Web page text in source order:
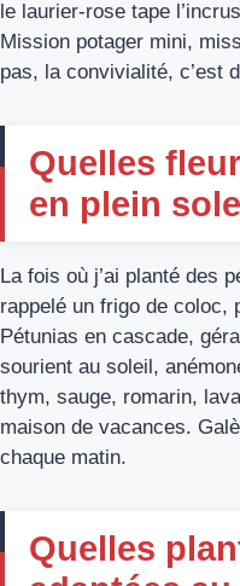
le laurier-rose tape
Mission potager mini,
pas, la convivialité, c’est
Quelles
en plein
La fois où j’ai planté des
rappelé un frigo de coloc,
Pétunias en cascade,
sourient au soleil,
thym, sauge, romarin,
maison de vacances.
chaque matin.
Quelles